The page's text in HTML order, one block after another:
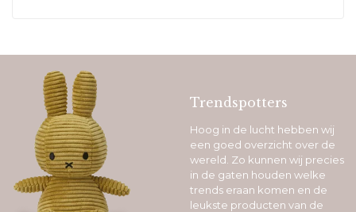
Trendspotters
Hoog in de lucht hebben wij
een goed overzicht over de
wereld. Zo kunnen wij precies
in de gaten houden welke
trends eraan komen en de
leukste producten van de